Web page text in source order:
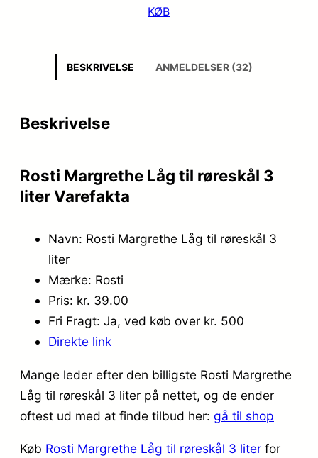
KØB
BESKRIVELSE ANMELDELSER (32)
Beskrivelse
Rosti Margrethe Låg til røreskål 3
liter Varefakta
Navn: Rosti Margrethe Låg til røreskål 3
liter
Mærke: Rosti
Pris: kr. 39.00
Fri Fragt: Ja, ved køb over kr. 500
Direkte link
Mange leder efter den billigste Rosti Margrethe
Låg til røreskål 3 liter på nettet, og de ender
oftest ud med at finde tilbud her: gå til shop
Køb Rosti Margrethe Låg til røreskål 3 liter for